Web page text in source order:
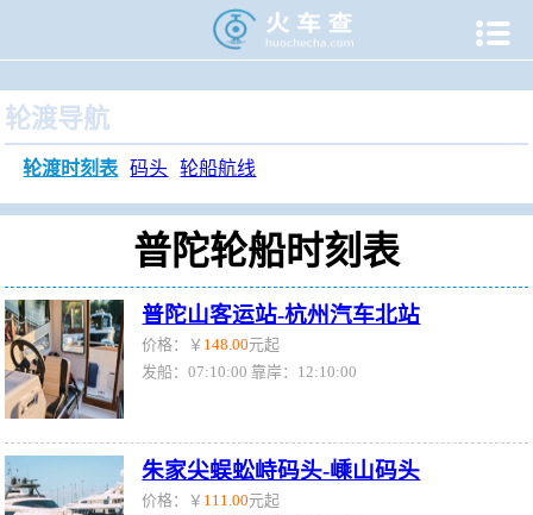

轮渡导航
轮渡时刻表 码头 轮船航线
普陀轮船时刻表
普陀山客运站-杭州汽车北站
价格：￥ 148.00元起
发船：07:10:00 靠岸：12:10:00
朱家尖蜈蚣峙码头-嵊山码头
价格：￥ 111.00元起